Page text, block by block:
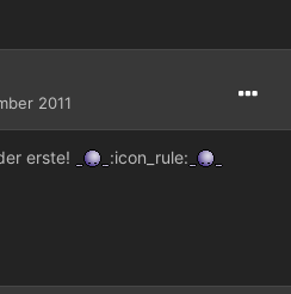
2011
erste!
:icon_rule: